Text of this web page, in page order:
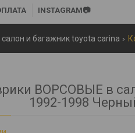
INSTAGRAM📷
салон и багажник toyota carina
ВОРСОВЫЕ в
1992-1998